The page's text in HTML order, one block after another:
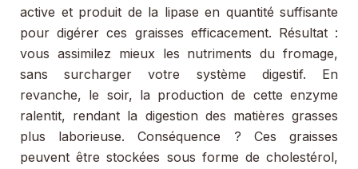
active et produit de la lipase en quantité suffisante
pour digérer ces graisses efficacement. Résultat :
vous assimilez mieux les nutriments du fromage,
sans surcharger votre système digestif. En
revanche, le soir, la production de cette enzyme
ralentit, rendant la digestion des matières grasses
plus laborieuse. Conséquence ? Ces graisses
peuvent être stockées sous forme de cholestérol,